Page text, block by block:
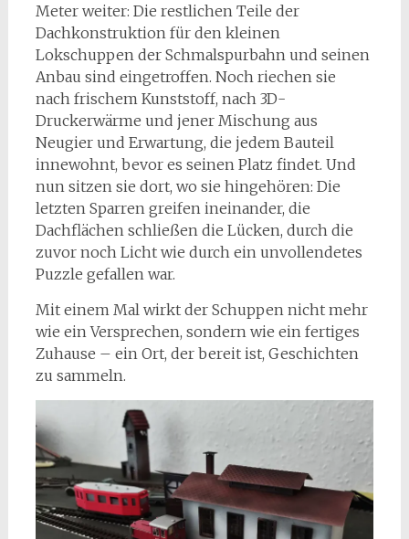
Meter weiter: Die restlichen Teile der
Dachkonstruktion für den kleinen
Lokschuppen der Schmalspurbahn und seinen
Anbau sind eingetroffen. Noch riechen sie
nach frischem Kunststoff, nach 3D-
Druckerwärme und jener Mischung aus
Neugier und Erwartung, die jedem Bauteil
innewohnt, bevor es seinen Platz findet. Und
nun sitzen sie dort, wo sie hingehören: Die
letzten Sparren greifen ineinander, die
Dachflächen schließen die Lücken, durch die
zuvor noch Licht wie durch ein unvollendetes
Puzzle gefallen war.
Mit einem Mal wirkt der Schuppen nicht mehr
wie ein Versprechen, sondern wie ein fertiges
Zuhause – ein Ort, der bereit ist, Geschichten
zu sammeln.